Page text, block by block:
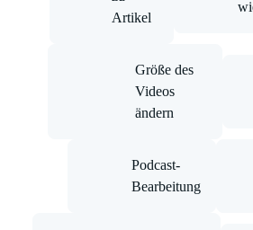
Artikel
Größe des
Videos
ändern
Podcast-
Bearbeitung